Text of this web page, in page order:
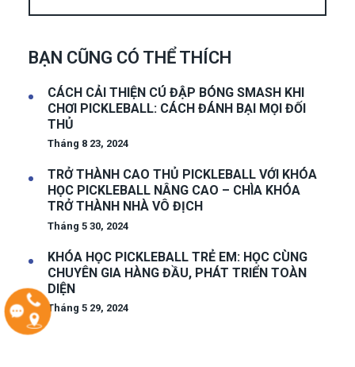
BẠN CŨNG CÓ THỂ THÍCH
CÁCH CẢI THIỆN CÚ ĐẬP BÓNG SMASH KHI
CHƠI PICKLEBALL: CÁCH ĐÁNH BẠI MỌI ĐỐI
THỦ
Tháng 8 23, 2024
TRỞ THÀNH CAO THỦ PICKLEBALL VỚI KHÓA
HỌC PICKLEBALL NÂNG CAO – CHÌA KHÓA
TRỞ THÀNH NHÀ VÔ ĐỊCH
Tháng 5 30, 2024
KHÓA HỌC PICKLEBALL TRẺ EM: HỌC CÙNG
CHUYÊN GIA HÀNG ĐẦU, PHÁT TRIỂN TOÀN
DIỆN
Tháng 5 29, 2024